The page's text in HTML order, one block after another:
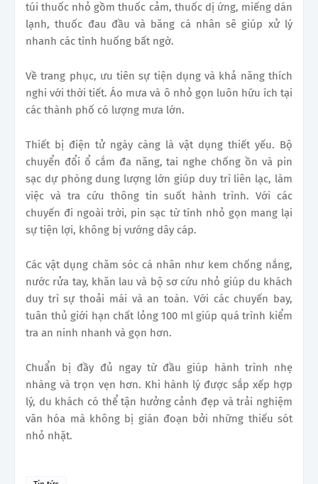
túi thuốc nhỏ gồm thuốc cảm, thuốc dị ứng, miếng dán
lạnh, thuốc đau đầu và băng cá nhân sẽ giúp xử lý
nhanh các tình huống bất ngờ.
Về trang phục, ưu tiên sự tiện dụng và khả năng thích
nghi với thời tiết. Áo mưa và ô nhỏ gọn luôn hữu ích tại
các thành phố có lượng mưa lớn.
Thiết bị điện tử ngày càng là vật dụng thiết yếu. Bộ
chuyển đổi ổ cắm đa năng, tai nghe chống ồn và pin
sạc dự phòng dung lượng lớn giúp duy trì liên lạc, làm
việc và tra cứu thông tin suốt hành trình. Với các
chuyến đi ngoài trời, pin sạc từ tính nhỏ gọn mang lại
sự tiện lợi, không bị vướng dây cáp.
Các vật dụng chăm sóc cá nhân như kem chống nắng,
nước rửa tay, khăn lau và bộ sơ cứu nhỏ giúp du khách
duy trì sự thoải mái và an toàn. Với các chuyến bay,
tuân thủ giới hạn chất lỏng 100 ml giúp quá trình kiểm
tra an ninh nhanh và gọn hơn.
Chuẩn bị đầy đủ ngay từ đầu giúp hành trình nhẹ
nhàng và trọn vẹn hơn. Khi hành lý được sắp xếp hợp
lý, du khách có thể tận hưởng cảnh đẹp và trải nghiệm
văn hóa mà không bị gián đoạn bởi những thiếu sót
nhỏ nhặt.